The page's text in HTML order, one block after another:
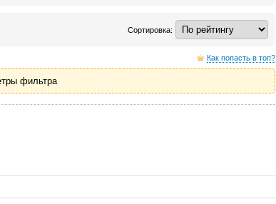
Сортировка:
Как попасть в топ?
фильтра